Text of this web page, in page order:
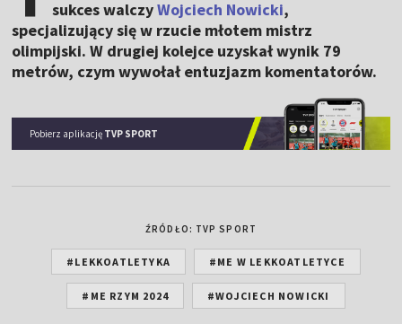
sukces walczyWojciech Nowicki,
specjalizujący się w rzucie młotem mistrz
olimpijski. W drugiej kolejce uzyskał wynik 79
metrów, czym wywołał entuzjazm komentatorów.
Pobierz aplikację TVP SPORT
ŹRÓDŁO: TVP SPORT
#LEKKOATLETYKA #ME W LEKKOATLETYCE
#ME RZYM 2024 #WOJCIECH NOWICKI